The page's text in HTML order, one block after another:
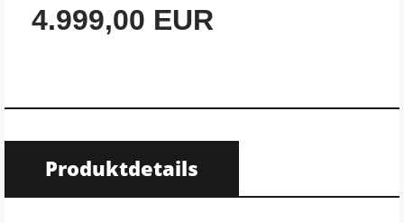
4.999,00 EUR
Produktdetails